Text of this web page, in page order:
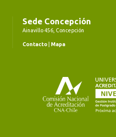
Sede Concepción
Ainavillo 456, Concepción
Contacto Mapa